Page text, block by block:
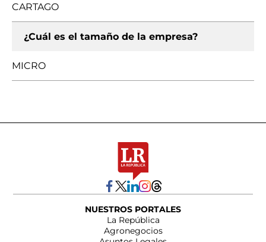
CARTAGO
¿Cuál es el tamaño de la empresa?
MICRO
NUESTROS PORTALES
La República
Agronegocios